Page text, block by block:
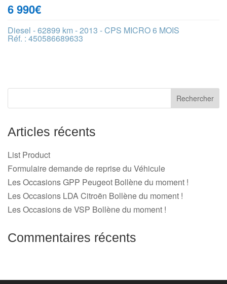
6 990€
Diesel - 62899 km - 2013 - CPS MICRO 6 MOIS
Réf. : 450586689633
Articles récents
List Product
Formulaire demande de reprise du Véhicule
Les Occasions GPP Peugeot Bollène du moment !
Les Occasions LDA Citroën Bollène du moment !
Les Occasions de VSP Bollène du moment !
Commentaires récents